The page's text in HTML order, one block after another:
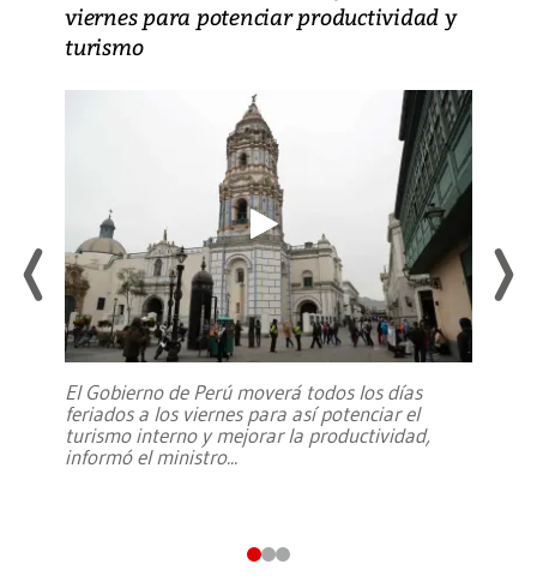
viernes para potenciar productividad y
turismo
El Gobierno de Perú moverá todos los días
feriados a los viernes para así potenciar el
turismo interno y mejorar la productividad,
informó el ministro...